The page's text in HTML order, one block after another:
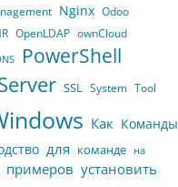
Nginx Odoo
OpenLDAP ownCloud
PowerShell
SSL System Tool
Как Команды
для команде на
примеров установить